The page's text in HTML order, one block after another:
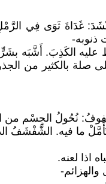
غَدَاةَ ثَوَى فِي
ذنوبه-
الكَذِبَ. أَشَّبَه
بالكثير من
نُحُولُ الجِسْم
ما فيه. الشَّفْشَفُ